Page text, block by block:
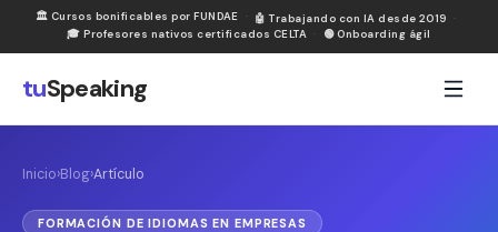
🏛 Cursos bonificables por FUNDAE 🤖 Trabajando con IA desde 2019
🎓 Profesores nativos certificados CELTA 🟢Onboarding ágil
tuSpeaking
Inicio›Blog›Artículo
FORMACIÓN DE IDIOMAS EN EMPRESAS